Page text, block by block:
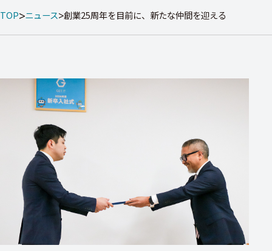
TOP ニュース 創業25周年を目前に、新たな仲間を迎える